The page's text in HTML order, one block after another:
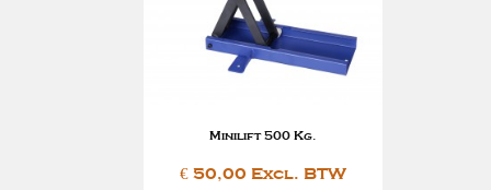
Minilift 500 Kg.
€ 50,00 Excl. BTW